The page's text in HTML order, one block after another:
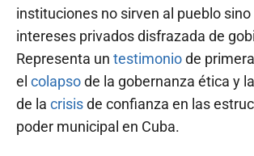
instituciones no sirven al pueblo sino
intereses privados disfrazada de
Representa un testimoniode
el colapsode la gobernanza ética y
de la crisisde confianza en las
poder municipal en Cuba.